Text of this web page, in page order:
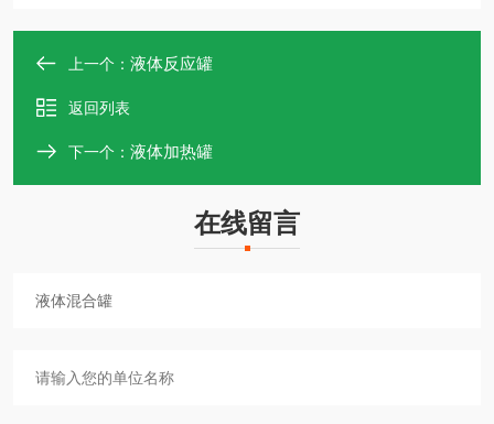
上一个： 液体反应罐
返回列表
下一个： 液体加热罐
在线留言